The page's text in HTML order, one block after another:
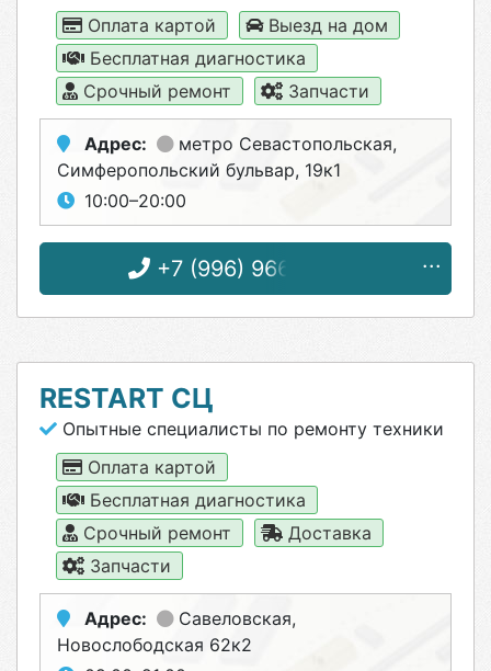
Оплата картой
Выезд на дом
Бесплатная диагностика
Срочный ремонт
Запчасти
Адрес: метро Севастопольская,
Симферопольский бульвар, 19к1
10:00–20:00
+7 (996) 966-95-70
RESTART СЦ
Опытные специалисты по ремонту техники
Оплата картой
Бесплатная диагностика
Срочный ремонт
Доставка
Запчасти
Адрес: Савеловская,
Новослободская 62к2